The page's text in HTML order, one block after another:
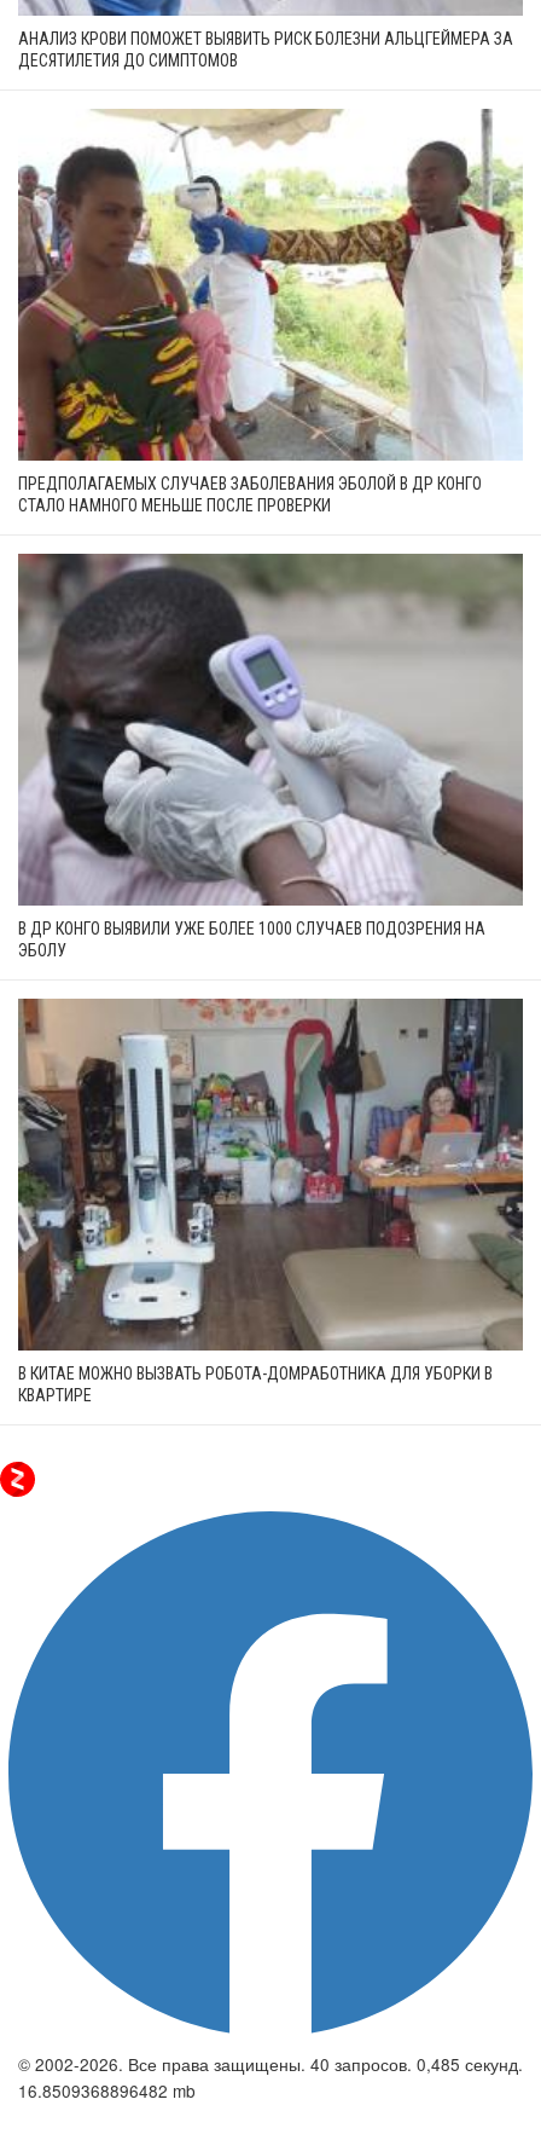
АНАЛИЗ КРОВИ ПОМОЖЕТ ВЫЯВИТЬ РИСК БОЛЕЗНИ АЛЬЦГЕЙМЕРА ЗА
ДЕСЯТИЛЕТИЯ ДО СИМПТОМОВ
ПРЕДПОЛАГАЕМЫХ СЛУЧАЕВ ЗАБОЛЕВАНИЯ ЭБОЛОЙ В ДР КОНГО
СТАЛО НАМНОГО МЕНЬШЕ ПОСЛЕ ПРОВЕРКИ
В ДР КОНГО ВЫЯВИЛИ УЖЕ БОЛЕЕ 1000 СЛУЧАЕВ ПОДОЗРЕНИЯ НА
ЭБОЛУ
В КИТАЕ МОЖНО ВЫЗВАТЬ РОБОТА-ДОМРАБОТНИКА ДЛЯ УБОРКИ В
КВАРТИРЕ
© 2002-2026. Все права защищены. 40 запросов. 0,485 секунд.
16.8509368896482 mb